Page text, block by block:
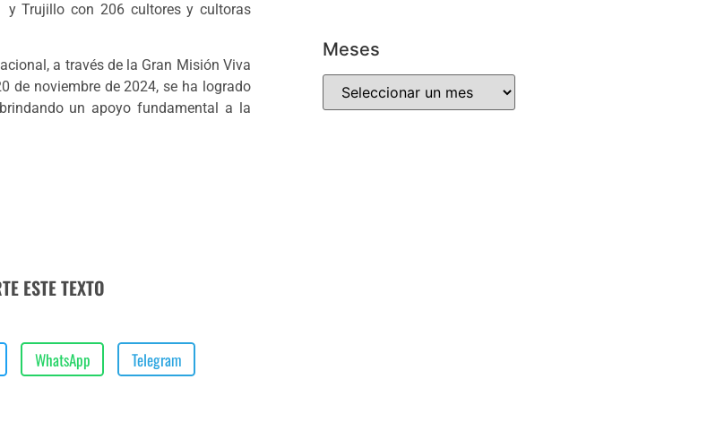
y Trujillo con 206 cultores y cultoras
a través de la Gran Misión Viva
de noviembre de 2024, se ha logrado
un apoyo fundamental a la
Meses
ESTE TEXTO
WhatsApp Telegram